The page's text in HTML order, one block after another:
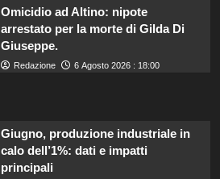
Omicidio ad Altino: nipote
arrestato per la morte di Gilda Di
Giuseppe.
Redazione 6 Agosto 2026 : 18:00
Giugno, produzione industriale in
calo dell’1%: dati e impatti
principali